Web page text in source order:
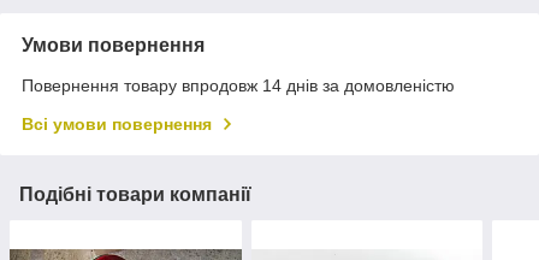
Умови повернення
Повернення товару впродовж 14 днів за домовленістю
Всі умови повернення
Подібні товари компанії